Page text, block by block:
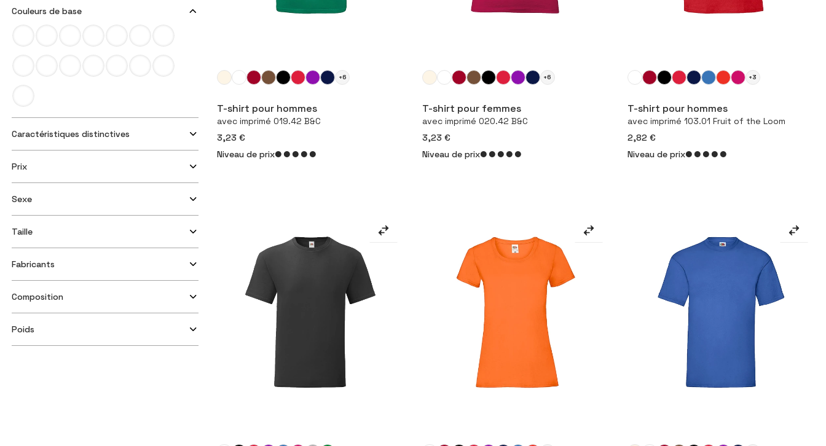
Couleurs de base
Caractéristiques distinctives
Prix
Sexe
Taille
Fabricants
Composition
Poids
Configurer le produit
+6
T-shirt pour hommes
avec imprimé 019.42 B&C
3,23 €
Niveau de prix
Configurer le produit
+6
T-shirt pour femmes
avec imprimé 020.42 B&C
3,23 €
Niveau de prix
Configurer le produit
+3
T-shirt pour hommes
avec imprimé 103.01 Fruit of the Loom
2,82 €
Niveau de prix